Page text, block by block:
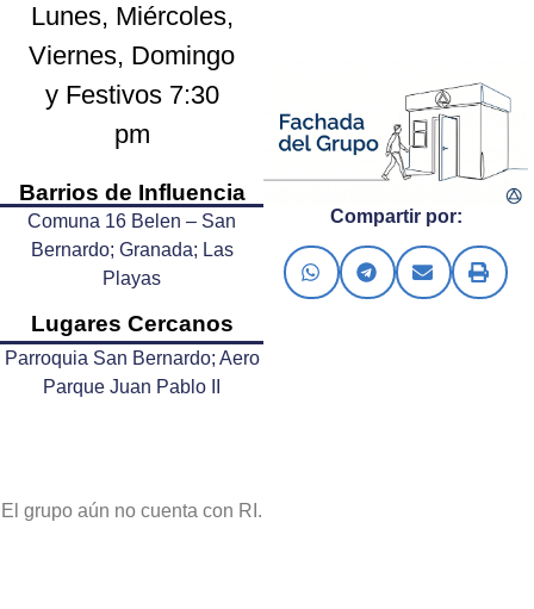
Lunes, Miércoles,
Viernes, Domingo
y Festivos 7:30
pm
Barrios de Influencia
Comuna 16 Belen – San
Bernardo; Granada; Las
Playas
Lugares Cercanos
Parroquia San Bernardo; Aero
Parque Juan Pablo II
El grupo aún no cuenta con RI.
Compartir por: